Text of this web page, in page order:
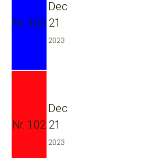
Nr. 103
Dec
21
2023
Nr. 102
Dec
21
2023